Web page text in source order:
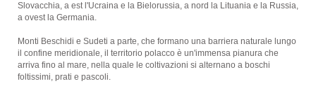
Slovacchia, a est l'Ucraina e la Bielorussia, a nord la Lituania e la Russia,
a ovest la Germania.
Monti Beschidi e Sudeti a parte, che formano una barriera naturale lungo
il confine meridionale, il territorio polacco è un'immensa pianura che
arriva fino al mare, nella quale le coltivazioni si alternano a boschi
foltissimi, prati e pascoli.